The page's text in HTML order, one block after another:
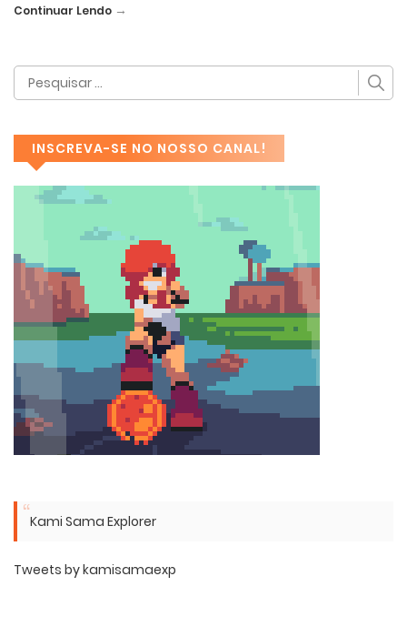
Continuar Lendo →
INSCREVA-SE NO NOSSO CANAL!
Kami Sama Explorer
Tweets by kamisamaexp